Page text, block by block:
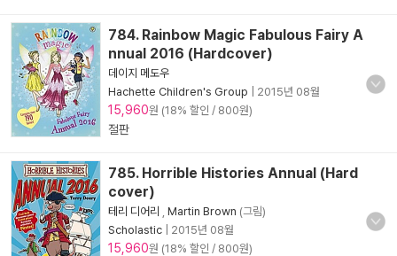
784. Rainbow Magic Fabulous Fairy A
nnual 2016 (Hardcover)
데이지 메도우
Hachette Children's Group
2015년 08월
15,960원 (18% 할인 / 800원)
절판
785. Horrible Histories Annual (Hard
cover)
테리 디어리 Martin Brown (그림)
Scholastic
2015년 08월
15,960원 (18% 할인 / 800원)